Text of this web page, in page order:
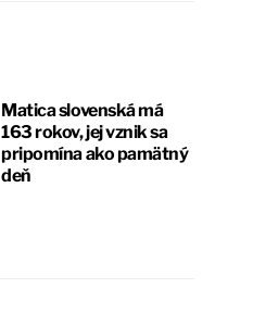
Matica slovenská má
163 rokov, jej vznik sa
pripomína ako pamätný
deň